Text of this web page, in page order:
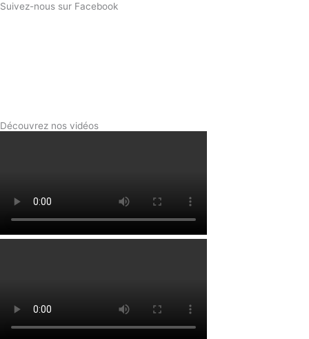
Suivez-nous sur Facebook
Découvrez nos vidéos